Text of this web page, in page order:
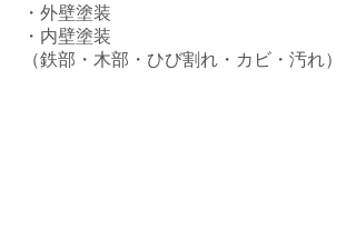
・外壁塗装
・内壁塗装
（鉄部・木部・ひび割れ・カビ・汚れ）